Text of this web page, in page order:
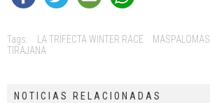
Tags: LA TRIFECTA WINTER RACE MASPALOMAS
TIRAJANA
NOTICIAS RELACIONADAS